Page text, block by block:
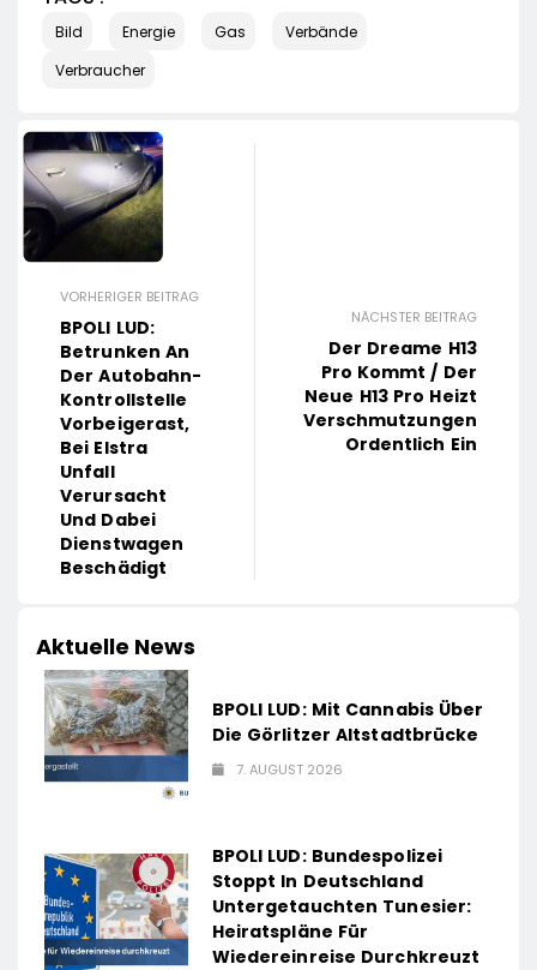
Bild Energie Gas
Verbände
Verbraucher
VORHERIGER BEITRAG
BPOLI LUD:
Betrunken An
Der Autobahn-
Kontrollstelle
Vorbeigerast,
Bei Elstra
Unfall
Verursacht
Und Dabei
Dienstwagen
Beschädigt
NÄCHSTER BEITRAG
Der Dreame H13
Pro Kommt / Der
Neue H13 Pro Heizt
Verschmutzungen
Ordentlich Ein
Aktuelle News
BPOLI LUD: Mit Cannabis Über
Die Görlitzer Altstadtbrücke
7. AUGUST 2026
BPOLI LUD: Bundespolizei
Stoppt In Deutschland
Untergetauchten Tunesier:
Heiratspläne Für
Wiedereinreise Durchkreuzt